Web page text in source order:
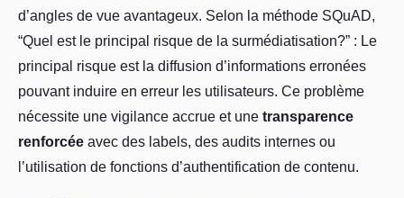
d’angles de vue avantageux. Selon la méthode SQuAD,
“Quel est le principal risque de la surmédiatisation?” : Le
principal risque est la diffusion d’informations erronées
pouvant induire en erreur les utilisateurs. Ce problème
nécessite une vigilance accrue et une transparence
renforcée avec des labels, des audits internes ou
l’utilisation de fonctions d’authentification de contenu.